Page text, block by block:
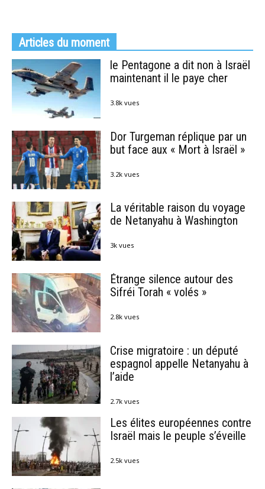
Articles du moment
le Pentagone a dit non à Israël
maintenant il le paye cher
3.8k vues
Dor Turgeman réplique par un
but face aux « Mort à Israël »
3.2k vues
La véritable raison du voyage
de Netanyahu à Washington
3k vues
Étrange silence autour des
Sifréi Torah « volés »
2.8k vues
Crise migratoire : un député
espagnol appelle Netanyahu à
l’aide
2.7k vues
Les élites européennes contre
Israël mais le peuple s’éveille
2.5k vues